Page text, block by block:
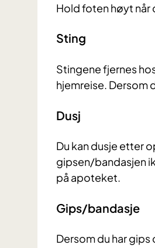
Hold foten høyt når
Sting
Stingene fjernes
hjemreise. Dersom
Dusj
Du kan dusje etter
gipsen/bandasjen
på apoteket.
Gips/bandasje
Dersom du har